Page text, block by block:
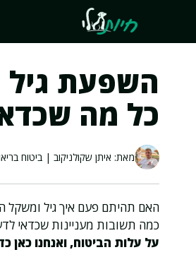
השפעת גיל
כל מה
מאת: איתן שקולניקוב | ביטוח
האם תהיתם פעם איך גיל ומשקל
כמה תשובות מעניינות שכדאי
על עלות הביטוח, ואנחנו